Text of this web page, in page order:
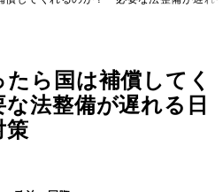
ら国は補償してく
法整備が遅れる日
策